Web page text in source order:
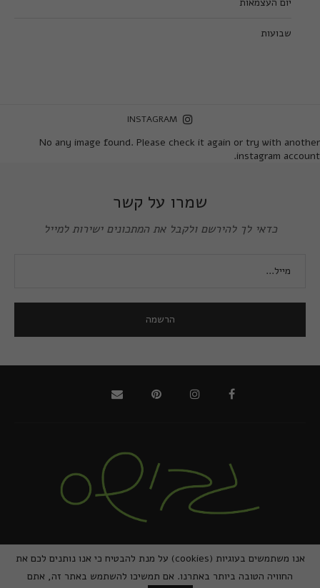
יום העצמאות
שבועות
INSTAGRAM
No any image found. Please check it again or try with another
instagram account.
שמרו על קשר
כדאי לך להירשם ולקבל את המתכונים ישירות למייל
אנו משתמשים בעוגיות (cookies) על מנת להבטיח כי אנו נותנים לכם את
החוויה הטובה ביותר באתרנו. אם תמשיכו להשתמש באתר זה, אתם